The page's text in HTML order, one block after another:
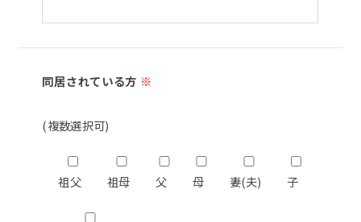
同居されている方 ※
(複数選択可)
祖父 祖母 父 母 妻(夫) 子